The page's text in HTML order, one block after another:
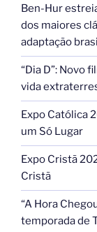
Ben-Hur
dos maiores
adaptação
“Dia D”: Novo
vida
Expo Católica
um Só Lugar
Expo Cristã
Cristã
“A Hora
temporada de